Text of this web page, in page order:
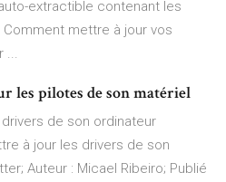
extractible contenant les
mettre à jour vos
...
les pilotes de son matériel
de son ordinateur
à jour les drivers de son
Auteur : Micael Ribeiro; Publié